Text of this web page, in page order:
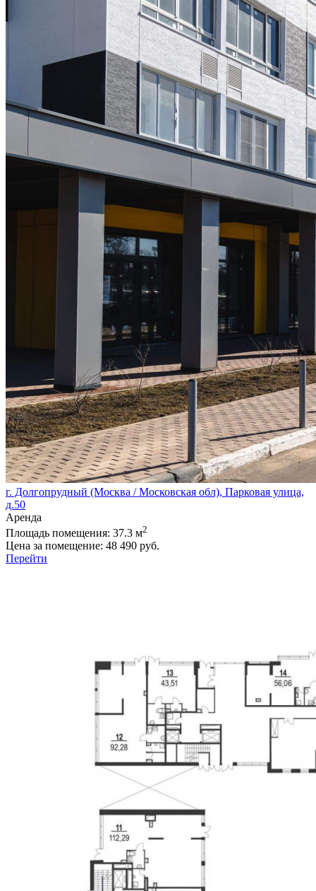
г. Долгопрудный (Москва / Московская обл), Парковая улица,
д.50
Аренда
Площадь помещения: 37.3 м2
Цена за помещение: 48 490 руб.
Перейти